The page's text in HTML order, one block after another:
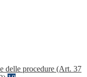
delle procedure (Art. 37